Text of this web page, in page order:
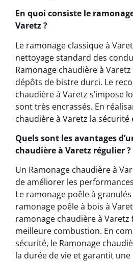
En quoi consiste le
Varetz ?
Le ramonage classique à
nettoyage standard des
Ramonage chaudière à
dépôts de bistre durci. Le
chaudière à Varetz s’impose
sont très encrassés. En
chaudière à Varetz la sécurité
Quels sont les avantages
chaudière à Varetz régulier ?
Un Ramonage chaudière à
de améliorer les
Le ramonage poêle à
ramonage poêle à bois à
ramonage chaudière à
meilleure combustion. En
sécurité, le Ramonage
la durée de vie et garantit